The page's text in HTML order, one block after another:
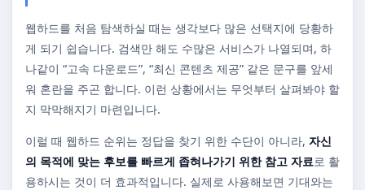
웹하드를 처음 탐색하실 때는 생각보다 많은 선택지에 당황하
게 되기 쉽습니다. 검색만 해도 수많은 서비스가 나열되며, 하
나같이 “고속 다운로드”, “최신 콘텐츠 제공” 같은 문구를 앞세
워 혼란을 주곤 합니다. 이런 상황에서는 무엇부터 살펴봐야 할
지 막막해지기 마련입니다.
이럴 때 웹하드 순위는 정답을 찾기 위한 수단이 아니라, 자신
의 목적에 맞는 후보를 빠르게 좁혀나가기 위한 참고 자료로 활
용하시는 것이 더 효과적입니다. 실제로 사용해보면 기대와는